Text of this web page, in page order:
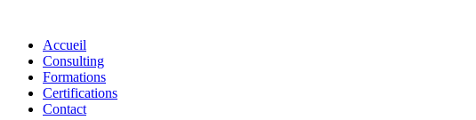
Accueil
Consulting
Formations
Certifications
Contact